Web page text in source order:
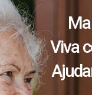
Viva